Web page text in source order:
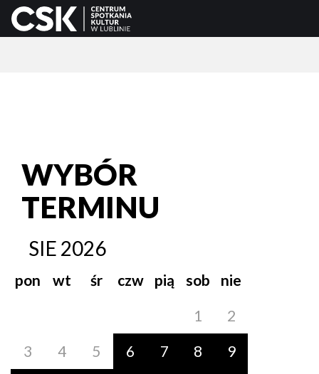
WYBÓR
TERMINU
SIE 2026
pon wt śr czw pią sob
nie
1
2
3
4 5 6 7 8
9